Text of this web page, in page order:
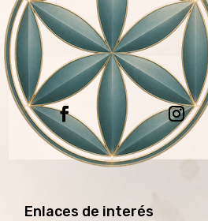
Enlaces de interés